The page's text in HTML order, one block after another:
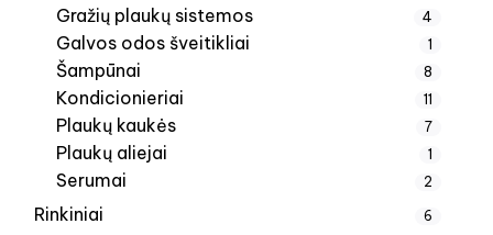
Gražių plaukų sistemos 4
Galvos odos šveitikliai 1
Šampūnai 8
Kondicionieriai 11
Plaukų kaukės 7
Plaukų aliejai 1
Serumai 2
Rinkiniai 6